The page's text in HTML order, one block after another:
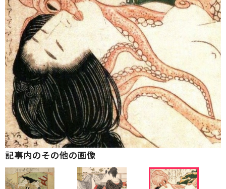
記事内のその他の画像